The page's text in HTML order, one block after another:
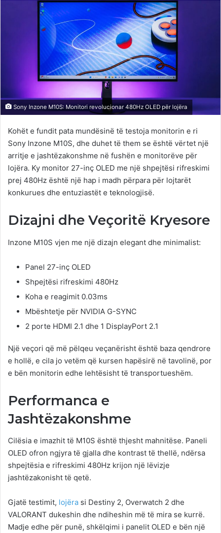
Sony Inzone M10S: Monitori revolucionar 480Hz OLED për lojëra
Kohët e fundit pata mundësinë të testoja monitorin e ri
Sony Inzone M10S, dhe duhet të them se është vërtet një
arritje e jashtëzakonshme në fushën e monitorëve për
lojëra. Ky monitor 27-inç OLED me një shpejtësi rifreskimi
prej 480Hz është një hap i madh përpara për lojtarët
konkurues dhe entuziastët e teknologjisë.
Dizajni dhe Veçoritë Kryesore
Inzone M10S vjen me një dizajn elegant dhe minimalist:
Panel 27-inç OLED
Shpejtësi rifreskimi 480Hz
Koha e reagimit 0.03ms
Mbështetje për NVIDIA G-SYNC
2 porte HDMI 2.1 dhe 1 DisplayPort 2.1
Një veçori që më pëlqeu veçanërisht është baza qendrore
e hollë, e cila jo vetëm që kursen hapësirë në tavolinë, por
e bën monitorin edhe lehtësisht të transportueshëm.
Performanca e
Jashtëzakonshme
Cilësia e imazhit të M10S është thjesht mahnitëse. Paneli
OLED ofron ngjyra të gjalla dhe kontrast të thellë, ndërsa
shpejtësia e rifreskimi 480Hz krijon një lëvizje
jashtëzakonisht të qetë.
Gjatë testimit, lojëra si Destiny 2, Overwatch 2 dhe
VALORANT dukeshin dhe ndiheshin më të mira se kurrë.
Madje edhe për punë, shkëlqimi i panelit OLED e bën një